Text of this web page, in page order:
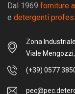
Dal 1969 forniture
e detergenti
Zona
Viale
(+39) 0577